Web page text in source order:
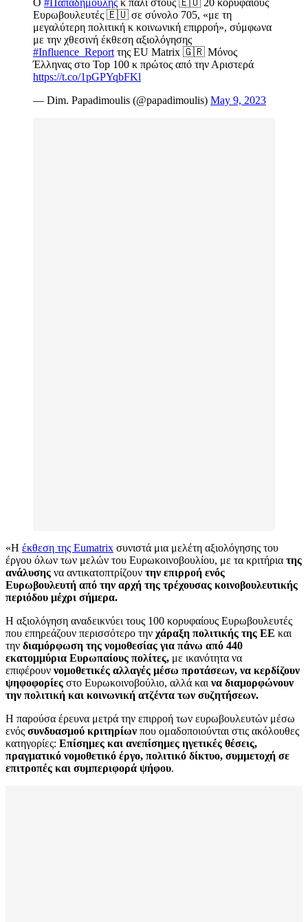
O #Παπαδημούλης κ πάλι στους 🇪🇺 20 κορυφαίους
Ευρωβουλευτές 🇪🇺 σε σύνολο 705, «με τη
μεγαλύτερη πολιτική κ κοινωνική επιρροή», σύμφωνα
με την χθεσινή έκθεση αξιολόγησης
#Influence_Report της EU Matrix 🇬🇷 Μόνος
Έλληνας στο Top 100 κ πρώτος από την Αριστερά
https://t.co/1pGPYqbFKl
— Dim. Papadimoulis (@papadimoulis) May 9, 2023
«Η έκθεση της Eumatrix συνιστά μια μελέτη αξιολόγησης του
έργου όλων των μελών του Ευρωκοινοβουλίου, με τα κριτήρια της
ανάλυσης να αντικατοπτρίζουν την επιρροή ενός
Ευρωβουλευτή από την αρχή της τρέχουσας κοινοβουλευτικής
περιόδου μέχρι σήμερα.
Η αξιολόγηση αναδεικνύει τους 100 κορυφαίους Ευρωβουλευτές
που επηρεάζουν περισσότερο την χάραξη πολιτικής της ΕΕ και
την διαμόρφωση της νομοθεσίας για πάνω από 440
εκατομμύρια Ευρωπαίους πολίτες, με ικανότητα να
επιφέρουν νομοθετικές αλλαγές μέσω προτάσεων, να κερδίζουν
ψηφοφορίες στο Ευρωκοινοβούλιο, αλλά και να διαμορφώνουν
την πολιτική και κοινωνική ατζέντα των συζητήσεων.
Η παρούσα έρευνα μετρά την επιρροή των ευρωβουλευτών μέσω
ενός συνδυασμού κριτηρίων που ομαδοποιούνται στις ακόλουθες
κατηγορίες: Επίσημες και ανεπίσημες ηγετικές θέσεις,
πραγματικό νομοθετικό έργο, πολιτικό δίκτυο, συμμετοχή σε
επιτροπές και συμπεριφορά ψήφου.